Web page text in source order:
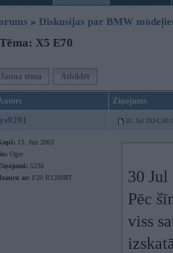
» Diskusijas par BMW
Tēma: X5 E70
Jauna tēma Atbildēt
Ziņojums
31. Jul 2024,
13. Jun 2003
Ogre
5238
ar: F20 R1200RT
30
Pēc
viss